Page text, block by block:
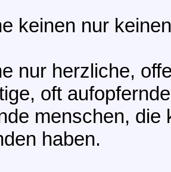
keinen nur
nur herzliche,
oft
menschen,
haben.